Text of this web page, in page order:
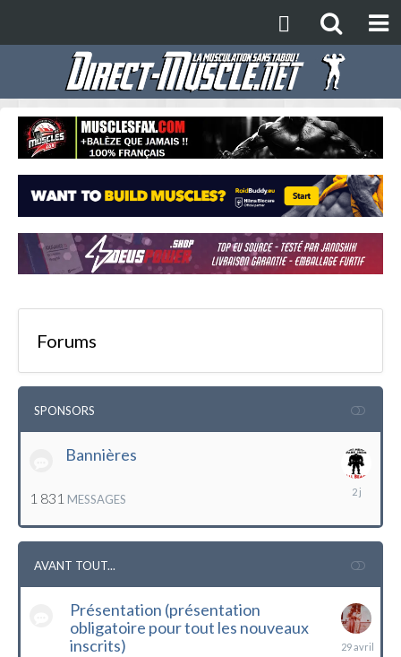
Forums
SPONSORS
Bannières
1 831 MESSAGES
lundi
AVANT TOUT...
Présentation (présentation
obligatoire pour tout les nouveaux
inscrits)
29